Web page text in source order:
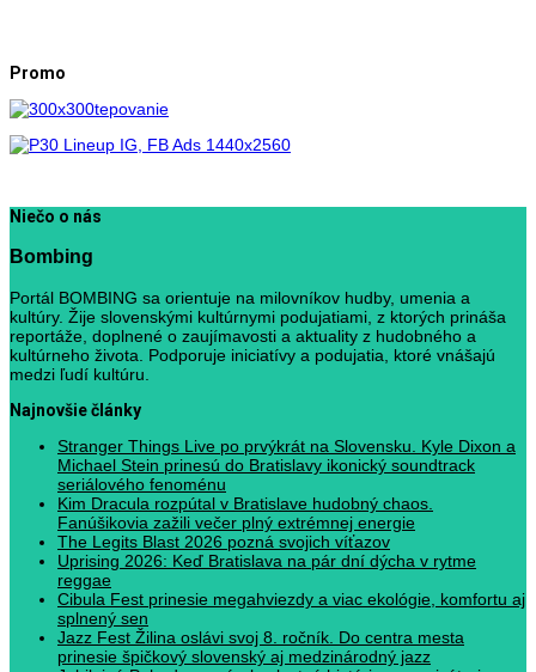
Promo
Niečo o nás
Bombing
Portál BOMBING sa orientuje na milovníkov hudby, umenia a
kultúry. Žije slovenskými kultúrnymi podujatiami, z ktorých prináša
reportáže, doplnené o zaujímavosti a aktuality z hudobného a
kultúrneho života. Podporuje iniciatívy a podujatia, ktoré vnášajú
medzi ľudí kultúru.
Najnovšie články
Stranger Things Live po prvýkrát na Slovensku. Kyle Dixon a
Michael Stein prinesú do Bratislavy ikonický soundtrack
seriálového fenoménu
Kim Dracula rozpútal v Bratislave hudobný chaos.
Fanúšikovia zažili večer plný extrémnej energie
The Legits Blast 2026 pozná svojich víťazov
Uprising 2026: Keď Bratislava na pár dní dýcha v rytme
reggae
Cibula Fest prinesie megahviezdy a viac ekológie, komfortu aj
splnený sen
Jazz Fest Žilina oslávi svoj 8. ročník. Do centra mesta
prinesie špičkový slovenský aj medzinárodný jazz